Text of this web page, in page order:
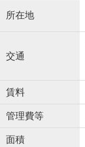
所在地
交通
賃料
管理費等
面積